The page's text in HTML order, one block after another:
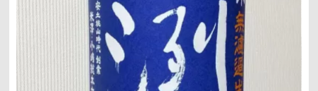
1220 2014/7（写真4）
純米大吟醸 無濾過生原酒
+9 1.6 1.0 17° 14/7 A+